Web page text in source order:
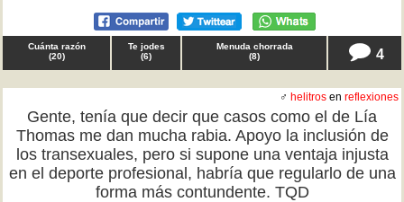
Cuánta razón
(20)
Te jodes
(6)
Menuda chorrada
(8) 4
♂ helitros en reflexiones
Gente, tenía que decir que casos como el de Lía
Thomas me dan mucha rabia. Apoyo la inclusión de
los transexuales, pero si supone una ventaja injusta
en el deporte profesional, habría que regularlo de una
forma más contundente. TQD